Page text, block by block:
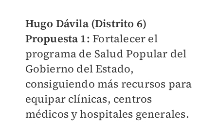
Hugo Dávila (Distrito 6)
Propuesta 1:Fortalecer el
programa de Salud Popular del
Gobierno del Estado,
consiguiendo más recursos para
equipar clínicas, centros
médicos y hospitales generales.